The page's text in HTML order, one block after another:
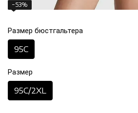
−53%
Размер бюстгальтера
95C
Размер
95C/2XL